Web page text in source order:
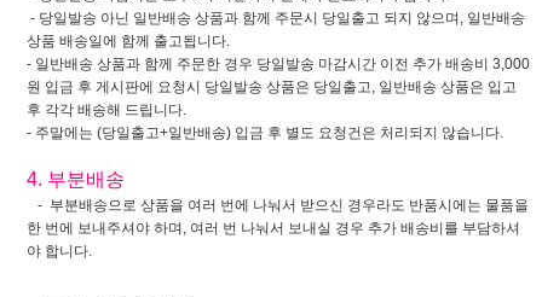
- 당일발송 아닌 일반배송 상품과 함께 주문시 당일출고 되지 않으며, 일반배송
상품 배송일에 함께 출고됩니다.
- 일반배송 상품과 함께 주문한 경우 당일발송 마감시간 이전 추가 배송비 3,000
원 입금 후 게시판에 요청시 당일발송 상품은 당일출고, 일반배송 상품은 입고
후 각각 배송해 드립니다.
- 주말에는 (당일출고+일반배송) 입금 후 별도 요청건은 처리되지 않습니다.
4. 부분배송
- 부분배송으로 상품을 여러 번에 나눠서 받으신 경우라도 반품시에는 물품을
한 번에 보내주셔야 하며, 여러 번 나눠서 보내실 경우 추가 배송비를 부담하셔
야 합니다.